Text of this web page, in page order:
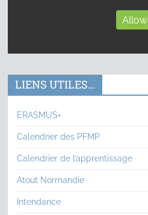
Allow
LIENS UTILES…
ERASMUS+
Calendrier des PFMP
Calendrier de l’apprentissage
Atout Normandie
Intendance